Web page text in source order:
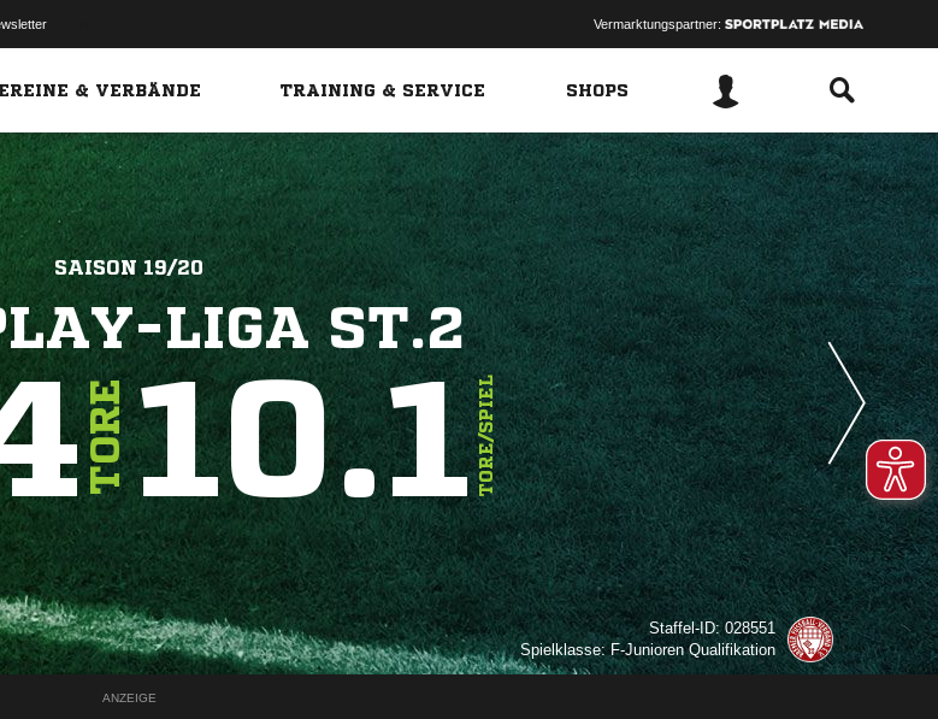
Vermarktungspartner:
& VERBÄNDE TRAINING & SERVICE SHOPS
SAISON 19/20
LIGA ST.2
TORE10.1TORE/SPIEL
Staffel-ID: 028551
Spielklasse: F-Junioren Qualifikation
ANZEIGE